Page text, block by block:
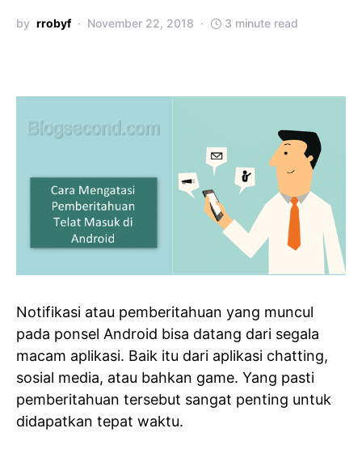
by rrobyf November 22, 2018 3 minute read
Notifikasi atau pemberitahuan yang muncul
pada ponsel Android bisa datang dari segala
macam aplikasi. Baik itu dari aplikasi chatting,
sosial media, atau bahkan game. Yang pasti
pemberitahuan tersebut sangat penting untuk
didapatkan tepat waktu.